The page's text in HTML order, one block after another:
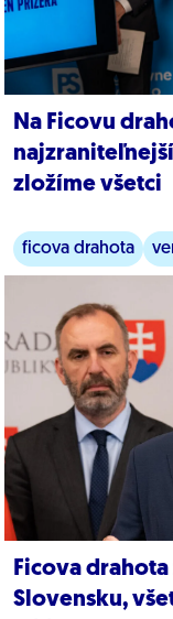
Na Ficovu
zložíme všetci
ficova drahota
Ficova
Slovensku,